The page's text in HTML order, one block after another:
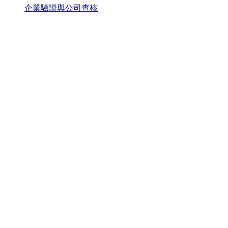
企業驗證與公司查核